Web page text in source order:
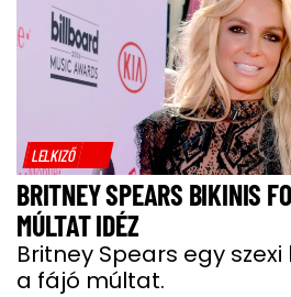
LELKIZŐ
BRITNEY SPEARS BIKINIS
MÚLTAT IDÉZ
Britney Spears egy
a fájó múltat.